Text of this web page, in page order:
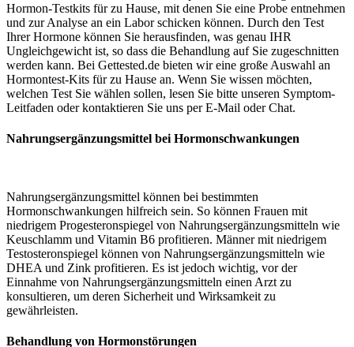
Hormon-Testkits für zu Hause, mit denen Sie eine Probe entnehmen
und zur Analyse an ein Labor schicken können. Durch den Test
Ihrer Hormone können Sie herausfinden, was genau IHR
Ungleichgewicht ist, so dass die Behandlung auf Sie zugeschnitten
werden kann. Bei Gettested.de bieten wir eine große Auswahl an
Hormontest-Kits für zu Hause an. Wenn Sie wissen möchten,
welchen Test Sie wählen sollen, lesen Sie bitte unseren Symptom-
Leitfaden oder kontaktieren Sie uns per E-Mail oder Chat.
Nahrungsergänzungsmittel bei Hormonschwankungen
Nahrungsergänzungsmittel können bei bestimmten
Hormonschwankungen hilfreich sein. So können Frauen mit
niedrigem Progesteronspiegel von Nahrungsergänzungsmitteln wie
Keuschlamm und Vitamin B6 profitieren. Männer mit niedrigem
Testosteronspiegel können von Nahrungsergänzungsmitteln wie
DHEA und Zink profitieren. Es ist jedoch wichtig, vor der
Einnahme von Nahrungsergänzungsmitteln einen Arzt zu
konsultieren, um deren Sicherheit und Wirksamkeit zu
gewährleisten.
Behandlung von Hormonstörungen